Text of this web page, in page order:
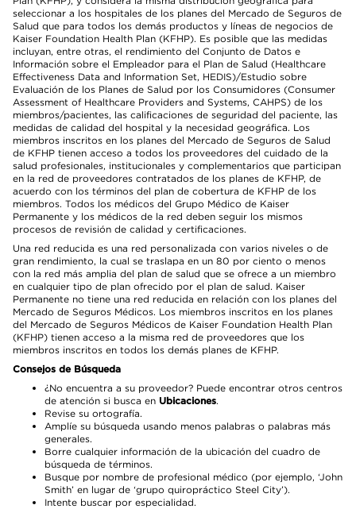
seleccionar a los hospitales de los planes del Mercado de Seguros de
Salud que para todos los demás productos y líneas de negocios de
Kaiser Foundation Health Plan (KFHP). Es posible que las medidas
incluyan, entre otras, el rendimiento del Conjunto de Datos e
Información sobre el Empleador para el Plan de Salud (Healthcare
Effectiveness Data and Information Set, HEDIS)/Estudio sobre
Evaluación de los Planes de Salud por los Consumidores (Consumer
Assessment of Healthcare Providers and Systems, CAHPS) de los
miembros/pacientes, las calificaciones de seguridad del paciente, las
medidas de calidad del hospital y la necesidad geográfica. Los
miembros inscritos en los planes del Mercado de Seguros de Salud
de KFHP tienen acceso a todos los proveedores del cuidado de la
salud profesionales, institucionales y complementarios que participan
en la red de proveedores contratados de los planes de KFHP, de
acuerdo con los términos del plan de cobertura de KFHP de los
miembros. Todos los médicos del Grupo Médico de Kaiser
Permanente y los médicos de la red deben seguir los mismos
procesos de revisión de calidad y certificaciones.
Una red reducida es una red personalizada con varios niveles o de
gran rendimiento, la cual se traslapa en un 80 por ciento o menos
con la red más amplia del plan de salud que se ofrece a un miembro
en cualquier tipo de plan ofrecido por el plan de salud. Kaiser
Permanente no tiene una red reducida en relación con los planes del
Mercado de Seguros Médicos. Los miembros inscritos en los planes
del Mercado de Seguros Médicos de Kaiser Foundation Health Plan
(KFHP) tienen acceso a la misma red de proveedores que los
miembros inscritos en todos los demás planes de KFHP.
Consejos de Búsqueda
¿No encuentra a su proveedor? Puede encontrar otros centros
de atención si busca en Ubicaciones.
Revise su ortografía.
Amplíe su búsqueda usando menos palabras o palabras más
generales.
Borre cualquier información de la ubicación del cuadro de
búsqueda de términos.
Busque por nombre de profesional médico (por ejemplo, ‘John
Smith’ en lugar de ‘grupo quiropráctico Steel City’).
Intente buscar por especialidad.